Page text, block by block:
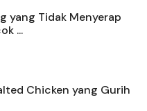
yang Tidak Menyerap
...
Chicken yang Gurih